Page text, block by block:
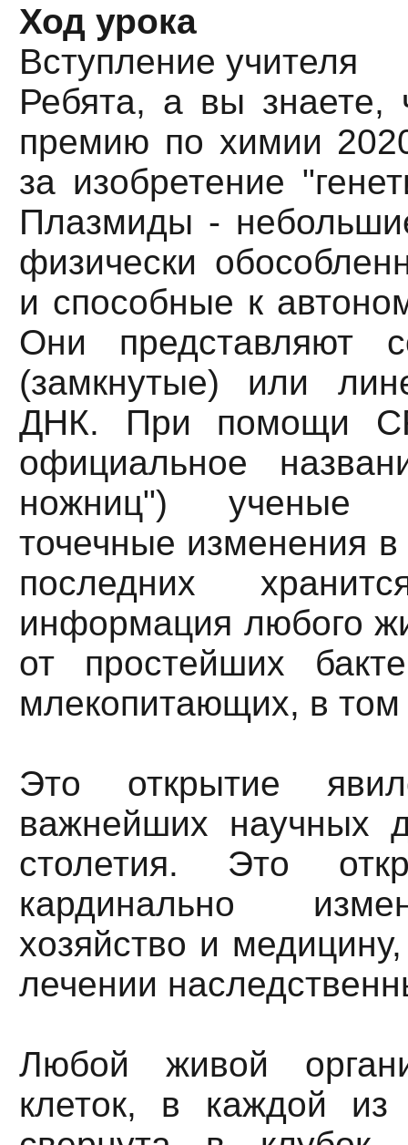
Ход урока
Вступление учителя
Ребята, а вы знаете,
премию по химии
за изобретение
Плазмиды -
физически
и способные к
Они представляют
(замкнутые) или
ДНК. При помощи
официальное
ножниц") ученые
точечные изменения
последних
информация любого
от простейших
млекопитающих, в том
Это открытие
важнейших научных
столетия. Это
кардинально
хозяйство и
лечении
Любой живой
клеток, в каждой